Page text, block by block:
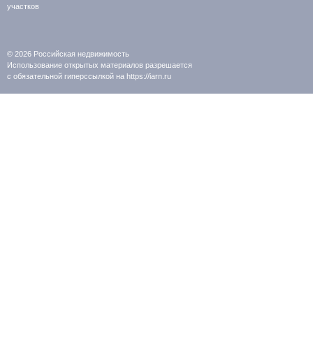
участков
© 2026 Российская недвижимость
Использование открытых материалов разрешается
с обязательной гиперссылкой на https://iarn.ru